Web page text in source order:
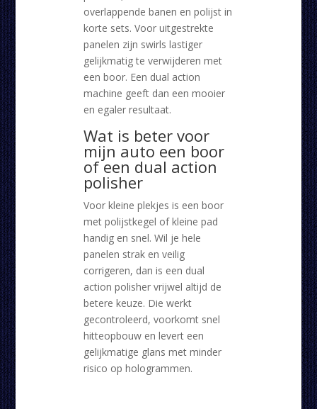
overlappende banen en polijst in
korte sets. Voor uitgestrekte
panelen zijn swirls lastiger
gelijkmatig te verwijderen met
een boor. Een dual action
machine geeft dan een mooier
en egaler resultaat.
Wat is beter voor
mijn auto een boor
of een dual action
polisher
Voor kleine plekjes is een boor
met polijstkegel of kleine pad
handig en snel. Wil je hele
panelen strak en veilig
corrigeren, dan is een dual
action polisher vrijwel altijd de
betere keuze. Die werkt
gecontroleerd, voorkomt snel
hitteopbouw en levert een
gelijkmatige glans met minder
risico op hologrammen.